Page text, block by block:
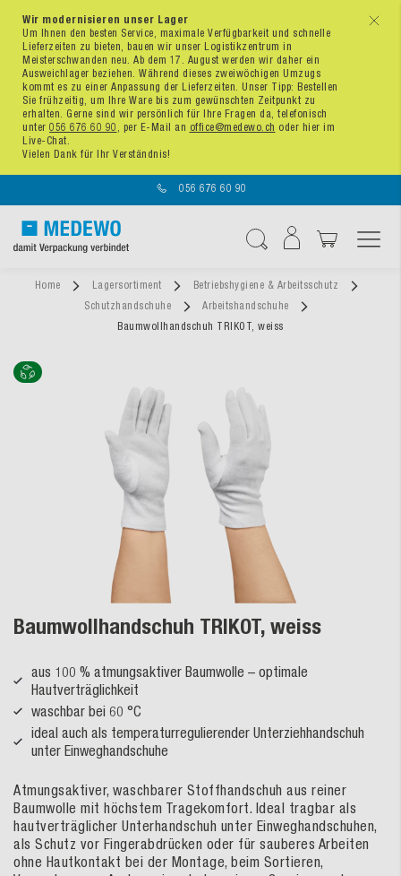
x
Wir modernisieren unser Lager
Um Ihnen den besten Service, maximale Verfügbarkeit und schnelle
Lieferzeiten zu bieten, bauen wir unser Logistikzentrum in
Meisterschwanden neu. Ab dem 17. August werden wir daher ein
Ausweichlager beziehen. Während dieses zweiwöchigen Umzugs
kommt es zu einer Anpassung der Lieferzeiten. Unser Tipp: Bestellen
Sie frühzeitig, um Ihre Ware bis zum gewünschten Zeitpunkt zu
erhalten. Gerne sind wir persönlich für Ihre Fragen da, telefonisch
unter 056 676 60 90 , per E-Mail an office@medewo.ch oder hier im
Live-Chat.
Vielen Dank für Ihr Verständnis!
056 676 60 90
Home Lagersortiment
Betriebshygiene & Arbeitsschutz
Schutzhandschuhe
Arbeitshandschuhe
Baumwollhandschuh TRIKOT, weiss
Baumwollhandschuh TRIKOT, weiss
aus 100 % atmungsaktiver Baumwolle – optimale
Hautverträglichkeit
waschbar bei 60 °C
ideal auch als temperaturregulierender Unterziehhandschuh
unter Einweghandschuhe
Atmungsaktiver, waschbarer Stoffhandschuh aus reiner
Baumwolle mit höchstem Tragekomfort. Ideal tragbar als
hautverträglicher Unterhandschuh unter Einweghandschuhen,
als Schutz vor Fingerabdrücken oder für sauberes Arbeiten
ohne Hautkontakt bei der Montage, beim Sortieren,